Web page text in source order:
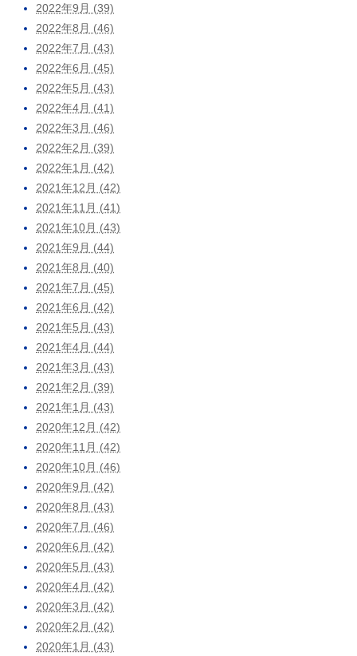
2022年9月 (39)
2022年8月 (46)
2022年7月 (43)
2022年6月 (45)
2022年5月 (43)
2022年4月 (41)
2022年3月 (46)
2022年2月 (39)
2022年1月 (42)
2021年12月 (42)
2021年11月 (41)
2021年10月 (43)
2021年9月 (44)
2021年8月 (40)
2021年7月 (45)
2021年6月 (42)
2021年5月 (43)
2021年4月 (44)
2021年3月 (43)
2021年2月 (39)
2021年1月 (43)
2020年12月 (42)
2020年11月 (42)
2020年10月 (46)
2020年9月 (42)
2020年8月 (43)
2020年7月 (46)
2020年6月 (42)
2020年5月 (43)
2020年4月 (42)
2020年3月 (42)
2020年2月 (42)
2020年1月 (43)